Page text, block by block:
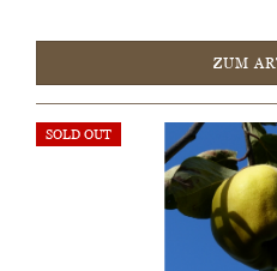
ZUM
SOLD OUT